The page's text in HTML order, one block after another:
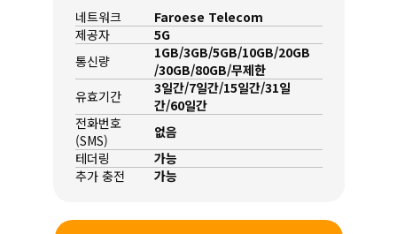
네트워크
Faroese Telecom
제공자
5G
통신량
1GB/3GB/5GB/10GB/20GB
/30GB/80GB/무제한
유효기간
3일간/7일간/15일간/31일
간/60일간
전화번호
(SMS)
없음
테더링
가능
추가 충전
가능